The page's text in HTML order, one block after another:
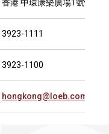
香港 中環康樂廣場1號怡和
3923-1111
3923-1100
hongkong@loeb.com